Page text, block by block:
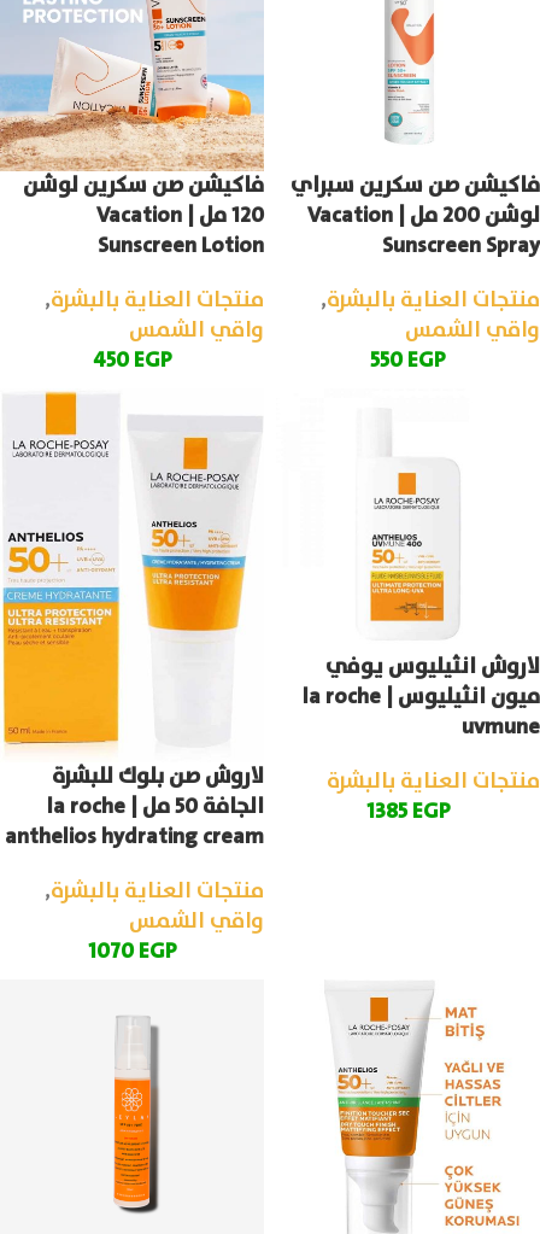
فاكيشن صن سكرين سبراي
لوشن 200 مل | Vacation
Sunscreen Spray
منتجات العناية بالبشرة,
واقي الشمس
550EGP
فاكيشن صن سكرين لوشن
120 مل | Vacation
Sunscreen Lotion
منتجات العناية بالبشرة,
واقي الشمس
450EGP
لاروش انثيليوس يوفي
ميون انثيليوس | la roche
uvmune
منتجات العناية بالبشرة
1385EGP
لاروش صن بلوك للبشرة
الجافة 50 مل | la roche
anthelios hydrating cream
منتجات العناية بالبشرة,
واقي الشمس
1070EGP